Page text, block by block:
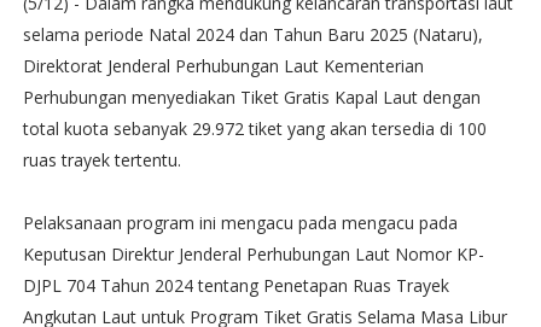
selama periode Natal 2024 dan Tahun Baru 2025 (Nataru),
Direktorat Jenderal Perhubungan Laut Kementerian
Perhubungan menyediakan Tiket Gratis Kapal Laut dengan
total kuota sebanyak 29.972 tiket yang akan tersedia di 100
ruas trayek tertentu.
Pelaksanaan program ini mengacu pada mengacu pada
Keputusan Direktur Jenderal Perhubungan Laut Nomor KP-
DJPL 704 Tahun 2024 tentang Penetapan Ruas Trayek
Angkutan Laut untuk Program Tiket Gratis Selama Masa Libur